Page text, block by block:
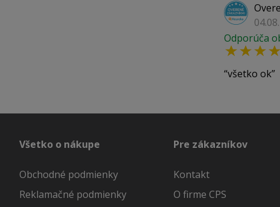
Odporúča
všetko ok
Všetko o nákupe
Obchodné podmienky
Reklamačné podmienky
Pre zákazníkov
Kontakt
O firme CPS